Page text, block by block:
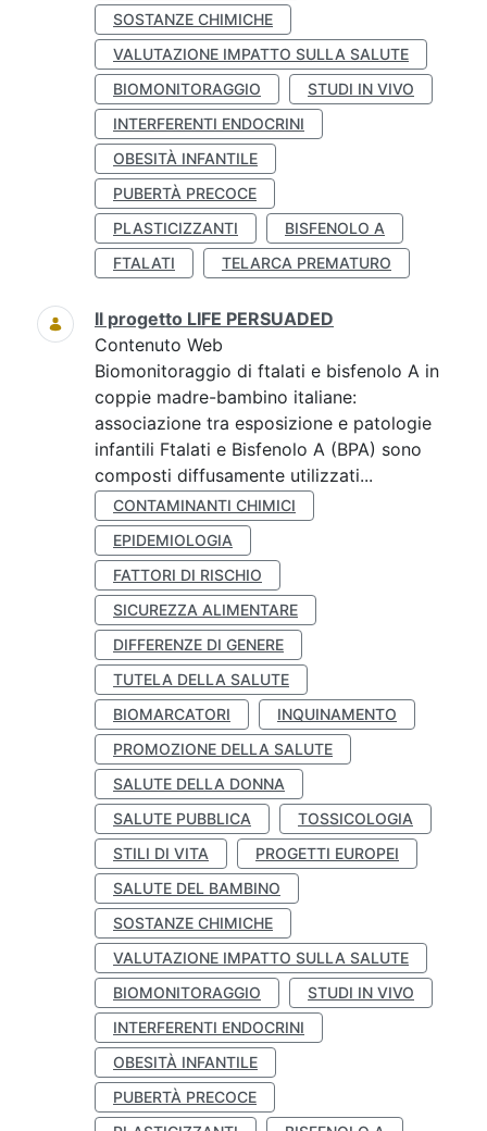
SOSTANZE CHIMICHE
VALUTAZIONE IMPATTO SULLA SALUTE
BIOMONITORAGGIO
STUDI IN VIVO
INTERFERENTI ENDOCRINI
OBESITÀ INFANTILE
PUBERTÀ PRECOCE
PLASTICIZZANTI
BISFENOLO A
FTALATI
TELARCA PREMATURO
Il progetto LIFE PERSUADED
Contenuto Web
Biomonitoraggio di ftalati e bisfenolo A in
coppie madre-bambino italiane:
associazione tra esposizione e patologie
infantili Ftalati e Bisfenolo A (BPA) sono
composti diffusamente utilizzati...
CONTAMINANTI CHIMICI
EPIDEMIOLOGIA
FATTORI DI RISCHIO
SICUREZZA ALIMENTARE
DIFFERENZE DI GENERE
TUTELA DELLA SALUTE
BIOMARCATORI
INQUINAMENTO
PROMOZIONE DELLA SALUTE
SALUTE DELLA DONNA
SALUTE PUBBLICA
TOSSICOLOGIA
STILI DI VITA
PROGETTI EUROPEI
SALUTE DEL BAMBINO
SOSTANZE CHIMICHE
VALUTAZIONE IMPATTO SULLA SALUTE
BIOMONITORAGGIO
STUDI IN VIVO
INTERFERENTI ENDOCRINI
OBESITÀ INFANTILE
PUBERTÀ PRECOCE